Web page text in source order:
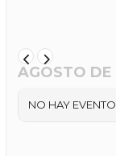
AGOSTO
NO HAY